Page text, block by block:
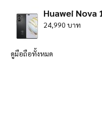
Huawei Nova
24,990 บาท
ดูมือถือทั้งหมด